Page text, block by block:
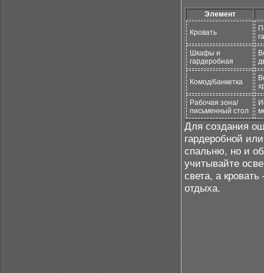
Элемент
Кровать
Шкафы и
гардеробная
Комод/банкетка
Рабочая зона/
письменный стол
Для создания
гардеробной
спальню, но и
учитывайте
света, а
отдыха.